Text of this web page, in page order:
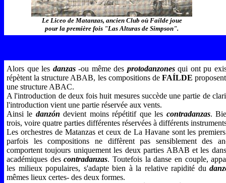
Le Liceo de Matanzas, ancien Club où Faílde joue
pour la première fois "Las Alturas de Simpson".
Alors que les danzas-ou même des protodanzonesqui ont pu
répètent la structure ABAB, les compositions de FAÍLDE
une structure ABAC.
A l'introduction de deux fois huit mesures succède une partie de
l'introduction vient une partie réservée aux vents.
Ainsi le danzón devient moins répétitif que les contradanzas.
trois, voire quatre parties différentes réservées à différents
Les orchestres de Matanzas et ceux de La Havane sont les
parfois les compositions ne diffèrent pas sensiblement des
comportent toujours uniquement les deux parties ABAB et les
académiques descontradanzas. Toutefois la danse en couple,
les milieux populaires, s'adapte bien à la relative rapidité du
mêmes lieux certes- des deux formes.